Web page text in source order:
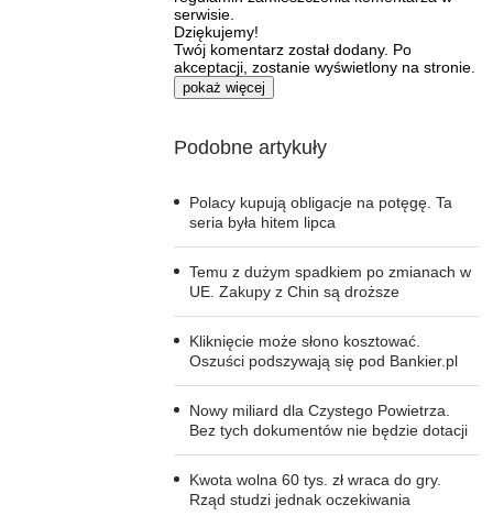
serwisie.
Dziękujemy!
Twój komentarz został dodany. Po
akceptacji, zostanie wyświetlony na stronie.
pokaż więcej
Podobne artykuły
Polacy kupują obligacje na potęgę. Ta
seria była hitem lipca
Temu z dużym spadkiem po zmianach w
UE. Zakupy z Chin są droższe
Kliknięcie może słono kosztować.
Oszuści podszywają się pod Bankier.pl
Nowy miliard dla Czystego Powietrza.
Bez tych dokumentów nie będzie dotacji
Kwota wolna 60 tys. zł wraca do gry.
Rząd studzi jednak oczekiwania